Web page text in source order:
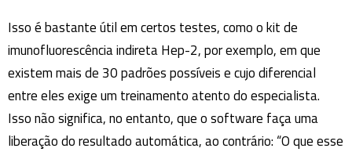
Isso é bastante útil em certos testes, como o kit de
imunofluorescência indireta Hep-2, por exemplo, em que
existem mais de 30 padrões possíveis e cujo diferencial
entre eles exige um treinamento atento do especialista.
Isso não significa, no entanto, que o software faça uma
liberação do resultado automática, ao contrário: “O que esse